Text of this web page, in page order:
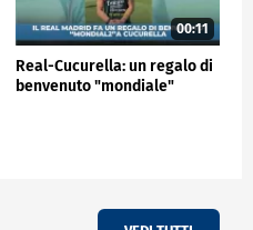
00:11
Real-Cucurella: un regalo di
benvenuto "mondiale"